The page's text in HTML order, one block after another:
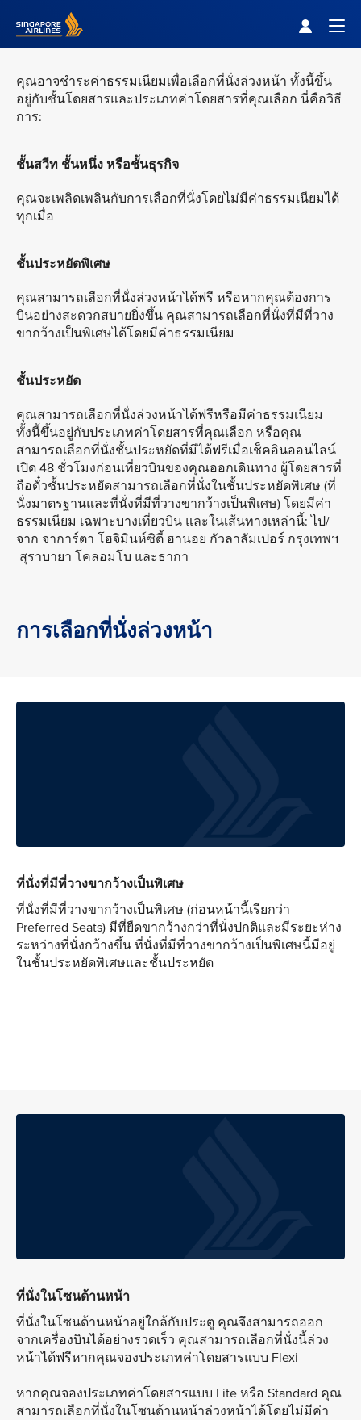
คุณอาจชำระค่าธรรมเนียมเพื่อเลือกที่นั่งล่วงหน้า ทั้งนี้ขึ้น
อยู่กับชั้นโดยสารและประเภทค่าโดยสารที่คุณเลือก นี่คือวิธี
การ:
ชั้นสวีท ชั้นหนึ่ง หรือชั้นธุรกิจ
คุณจะเพลิดเพลินกับการเลือกที่นั่งโดยไม่มีค่าธรรมเนียมได้
ทุกเมื่อ
ชั้นประหยัดพิเศษ
คุณสามารถเลือกที่นั่งล่วงหน้าได้ฟรี หรือหากคุณต้องการ
บินอย่างสะดวกสบายยิ่งขึ้น คุณสามารถเลือกที่นั่งที่มีที่วาง
ขากว้างเป็นพิเศษได้โดยมีค่าธรรมเนียม
ชั้นประหยัด
คุณสามารถเลือกที่นั่งล่วงหน้าได้ฟรีหรือมีค่าธรรมเนียม
ทั้งนี้ขึ้นอยู่กับประเภทค่าโดยสารที่คุณเลือก หรือคุณ
สามารถเลือกที่นั่งชั้นประหยัดที่มีได้ฟรีเมื่อเช็คอินออนไลน์
เปิด 48 ชั่วโมงก่อนเที่ยวบินของคุณออกเดินทาง ผู้โดยสารที่
ถือตั๋วชั้นประหยัดสามารถเลือกที่นั่งในชั้นประหยัดพิเศษ (ที่
นั่งมาตรฐานและที่นั่งที่มีที่วางขากว้างเป็นพิเศษ) โดยมีค่า
ธรรมเนียม เฉพาะบางเที่ยวบิน และในเส้นทางเหล่านี้: ไป/
จาก จาการ์ตา โฮจิมินห์ซิตี้ ฮานอย กัวลาลัมเปอร์ กรุงเทพฯ
สุราบายา โคลอมโบ และธากา
การเลือกที่นั่งล่วงหน้า
ที่นั่งที่มีที่วางขากว้างเป็นพิเศษ
ที่นั่งที่มีที่วางขากว้างเป็นพิเศษ (ก่อนหน้านี้เรียกว่า
Preferred Seats) มีที่ยืดขากว้างกว่าที่นั่งปกติและมีระยะห่าง
ระหว่างที่นั่งกว้างขึ้น ที่นั่งที่มีที่วางขากว้างเป็นพิเศษนี้มีอยู่
ในชั้นประหยัดพิเศษและชั้นประหยัด
ที่นั่งในโซนด้านหน้า
ที่นั่งในโซนด้านหน้าอยู่ใกล้กับประตู คุณจึงสามารถออก
จากเครื่องบินได้อย่างรวดเร็ว คุณสามารถเลือกที่นั่งนี้ล่วง
หน้าได้ฟรีหากคุณจองประเภทค่าโดยสารแบบ Flexi
หากคุณจองประเภทค่าโดยสารแบบ Lite หรือ Standard คุณ
สามารถเลือกที่นั่งในโซนด้านหน้าล่วงหน้าได้โดยไม่มีค่า